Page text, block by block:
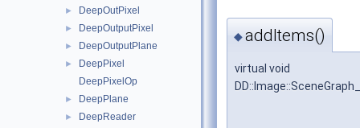
► DeepOutPixel
► DeepOutputPixel
► DeepOutputPlane
►
DeepPixel
DeepPixelOp
► DeepPlane
► DeepReader
◆addItems()
virtual void